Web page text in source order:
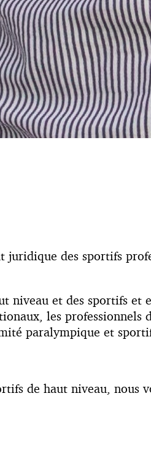
des sportifs
niveau et des sportifs et
les
paralympique et
de haut niveau, nous